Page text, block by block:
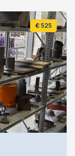
€ 525